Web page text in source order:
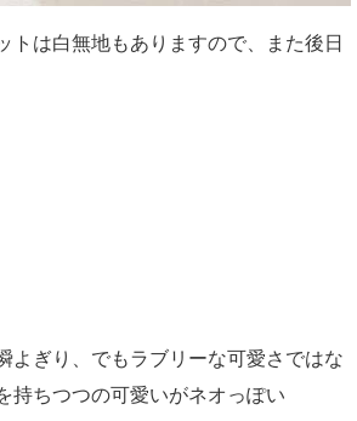
トは白無地もありますので、また後日
よぎり、でもラブリーな可愛さではな
持ちつつの可愛いがネオっぽい